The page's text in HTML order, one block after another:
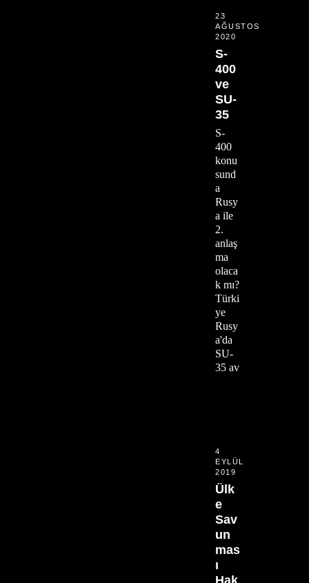
23
AĞUSTOS
2020
S-
400
ve
SU-
35
S-
400
konu
sund
a
Rusy
a ile
2.
anlaş
ma
olaca
k mı?
Türki
ye
Rusy
a'da
SU-
35 av
4
EYLÜL
2019
Ülk
e
Sav
un
mas
ı
Hak